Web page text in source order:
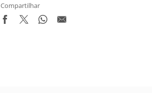
Compartilhar